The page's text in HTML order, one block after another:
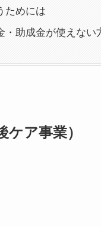
ためには
・助成金が使えない
ア事業）